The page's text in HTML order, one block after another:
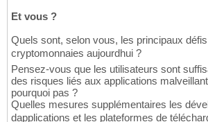
Et vous ?
Quels sont, selon vous, les principaux
cryptomonnaies aujourdhui ?
Pensez-vous que les utilisateurs sont
des risques liés aux applications
pourquoi pas ?
Quelles mesures supplémentaires les
dapplications et les plateformes de